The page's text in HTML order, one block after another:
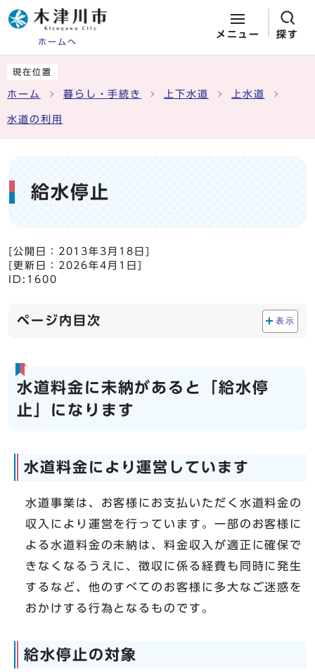
ホームへ
メニュー 探す
現在位置
ホーム 暮らし・手続き 上下水道 上水道
水道の利用
給水停止
[公開日： 2013年3月18日
[更新日： 2026年4月1日
ID:1600
ページ内目次 表示
水道料金に未納があると「給水停
止」になります
水道料金により運営しています
水道事業は、お客様にお支払いただく水道料金の
収入により運営を行っています。一部のお客様に
よる水道料金の未納は、料金収入が適正に確保で
きなくなるうえに、徴収に係る経費も同時に発生
するなど、他のすべてのお客様に多大なご迷惑を
おかけする行為となるものです。
給水停止の対象